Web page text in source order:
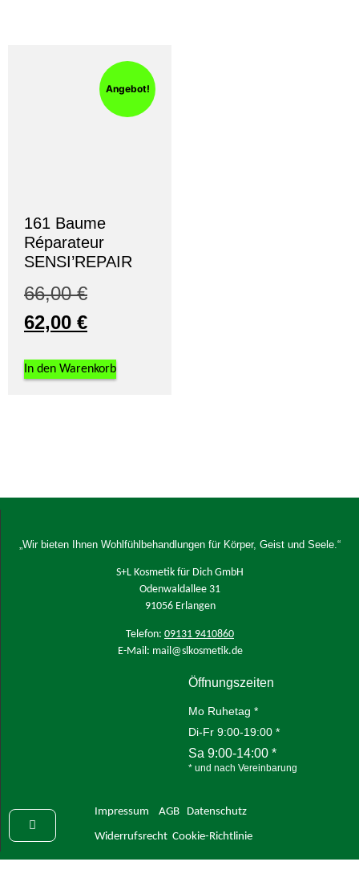
Angebot!
161 Baume
Réparateur
SENSI’REPAIR
66,00€
62,00 €
In den Warenkorb
„Wir bieten Ihnen Wohlfühlbehandlungen für Körper, Geist und Seele.“
S+L Kosmetik für Dich GmbH
Odenwaldallee 31
91056 Erlangen
Telefon: 09131 9410860
E-Mail: mail@slkosmetik.de
Öffnungszeiten
Mo Ruhetag *
Di-Fr 9:00-19:00 *
Sa 9:00-14:00 *
* und nach Vereinbarung
Impressum AGB Datenschutz
Widerrufsrecht Cookie-Richtlinie